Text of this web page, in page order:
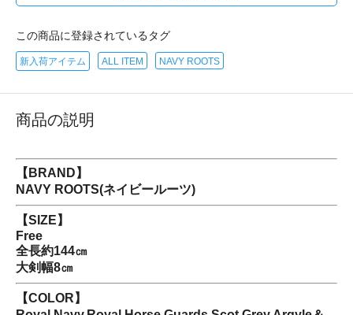
この商品に登録されているタグ
新入荷アイテム ALL ITEM NAVY ROOTS
商品の説明
【BRAND】
NAVY ROOTS(ネイビールーツ)
【SIZE】
Free
全長約144㎝
大剣幅8㎝
【COLOR】